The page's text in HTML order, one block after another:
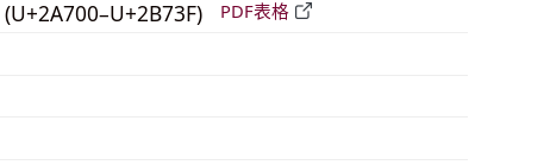
(U+2A700–U+2B73F) PDF表格